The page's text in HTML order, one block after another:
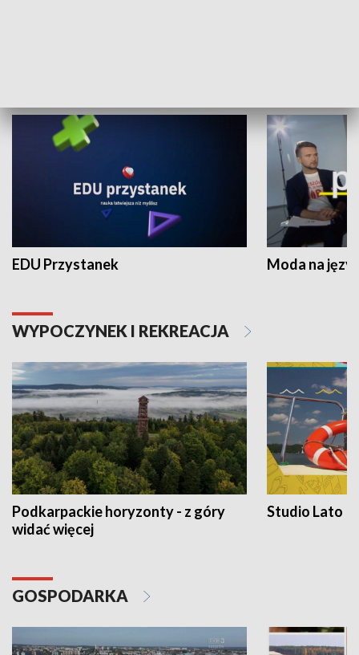
EDU Przystanek Moda na
WYPOCZYNEK I REKREACJA
Podkarpackie horyzonty - z góry
widać więcej
Studio Lato
GOSPODARKA